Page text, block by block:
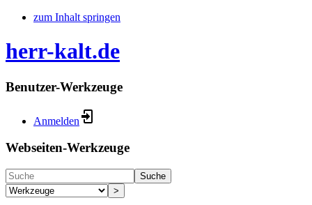
zum Inhalt springen
herr-kalt.de
Benutzer-Werkzeuge
Anmelden
Webseiten-Werkzeuge
Suche
>